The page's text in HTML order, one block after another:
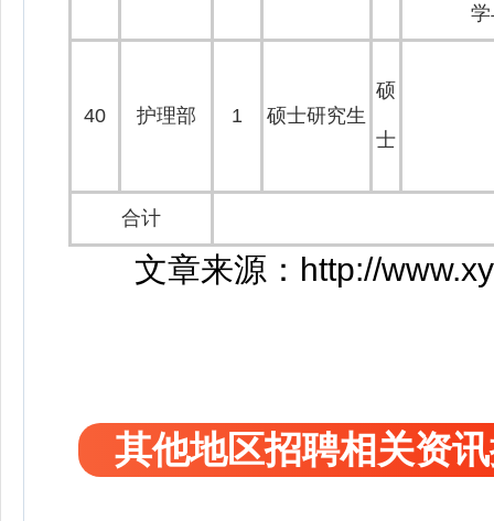
40 护理部 1 硕士研究生
硕
士
合计
文章来源：http://
其他地区招聘相关资